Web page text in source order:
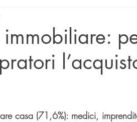
casa (71,6%): medici,